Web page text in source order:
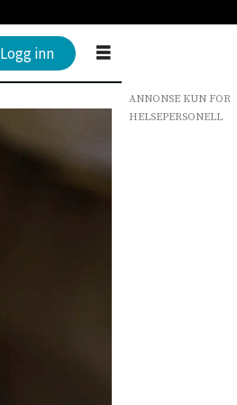
Logg inn
ANNONSE KUN FOR
HELSEPERSONELL